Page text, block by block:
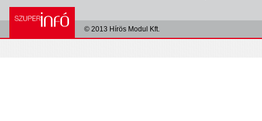
© 2013 Hírös Modul Kft.